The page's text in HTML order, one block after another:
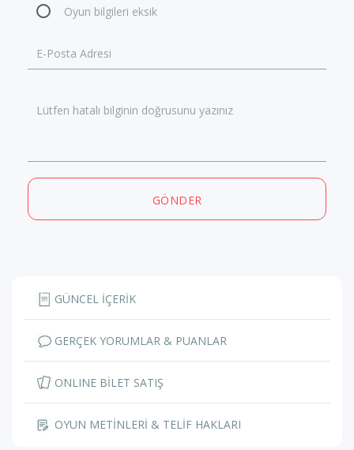
Oyun bilgileri eksik
E-Posta Adresi
Lütfen hatalı bilginin doğrusunu yazınız
GÖNDER
GÜNCEL İÇERİK
GERÇEK YORUMLAR & PUANLAR
ONLINE BİLET SATIŞ
OYUN METİNLERİ & TELİF HAKLARI